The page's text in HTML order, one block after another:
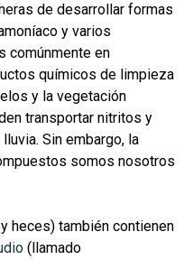
de desarrollar formas
y varios
comúnmente en
químicos de limpieza
y la vegetación
transportar nitritos y
Sin embargo, la
somos nosotros
heces) también contienen
(llamado